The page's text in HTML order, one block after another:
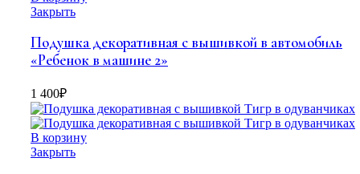
Закрыть
Подушка декоративная с вышивкой в автомобиль
«Ребенок в машине 2»
1 400₽
В корзину
Закрыть